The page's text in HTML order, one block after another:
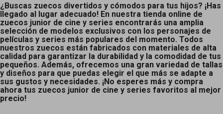
¿Buscas zuecos divertidos y cómodos para tus hijos? ¡Has
llegado al lugar adecuado! En nuestra tienda online de
zuecos junior de cine y series encontrarás una amplia
selección de modelos exclusivos con los personajes de
películas y series más populares del momento. Todos
nuestros zuecos están fabricados con materiales de alta
calidad para garantizar la durabilidad y la comodidad de tus
pequeños. Además, ofrecemos una gran variedad de tallas
y diseños para que puedas elegir el que más se adapte a
sus gustos y necesidades. ¡No esperes más y compra
ahora tus zuecos junior de cine y series favoritos al mejor
precio!